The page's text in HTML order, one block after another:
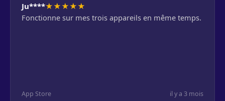
Ju****★★★★★
Fonctionne sur mes trois appareils en même temps.
App Store il y a 3 mois